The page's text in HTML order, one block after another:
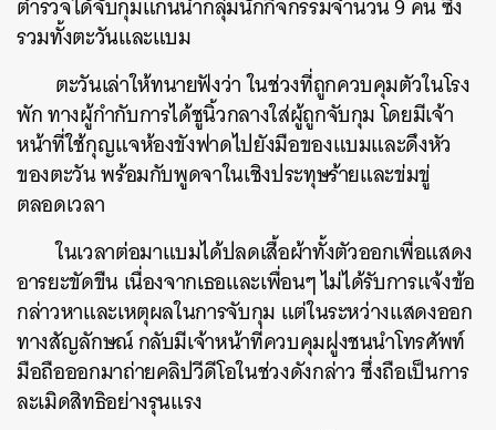
รวมทั้งตะวันและแบม
ตะวันเล่าให้ทนายฟังว่า ในช่วงที่ถูกควบคุมตัวในโรง
พัก ทางผู้กำกับการได้ชูนิ้วกลางใส่ผู้ถูกจับกุม โดยมีเจ้า
หน้าที่ใช้กุญแจห้องขังฟาดไปยังมือของแบมและดึงหัว
ของตะวัน พร้อมกับพูดจาในเชิงประทุษร้ายและข่มขู่
ตลอดเวลา
ในเวลาต่อมาแบมได้ปลดเสื้อผ้าทั้งตัวออกเพื่อแสดง
อารยะขัดขืน เนื่องจากเธอและเพื่อนๆ ไม่ได้รับการแจ้งข้อ
กล่าวหาและเหตุผลในการจับกุม แต่ในระหว่างแสดงออก
ทางสัญลักษณ์ กลับมีเจ้าหน้าที่ควบคุมฝูงชนนำโทรศัพท์
มือถือออกมาถ่ายคลิปวีดีโอในช่วงดังกล่าว ซึ่งถือเป็นการ
ละเมิดสิทธิอย่างรุนแรง